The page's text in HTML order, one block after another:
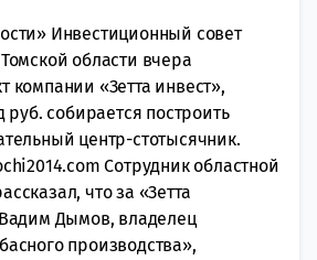
Инвестиционный совет
области вчера
компании «Зетта инвест»,
руб. собирается построить
центр-стотысячник.
Сотрудник областной
что за «Зетта
Дымов, владелец
производства»,